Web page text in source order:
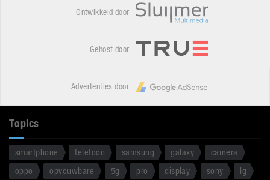
Ontwikkeld door
Gehost door
Advertenties door
Topics
smartphone telefoon samsung galaxy
camera
oppo
opvouwbare 5g pro display sony
lg